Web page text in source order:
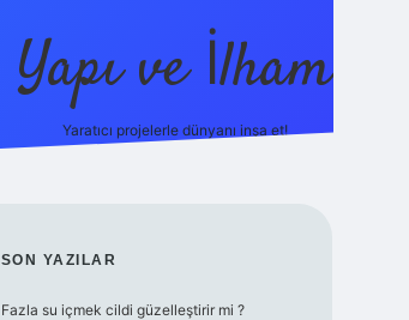
Yapı ve İlham
Yaratıcı projelerle dünyanı inşa et!
SIDEBAR
SON YAZILAR
Fazla su içmek cildi güzelleştirir mi ?